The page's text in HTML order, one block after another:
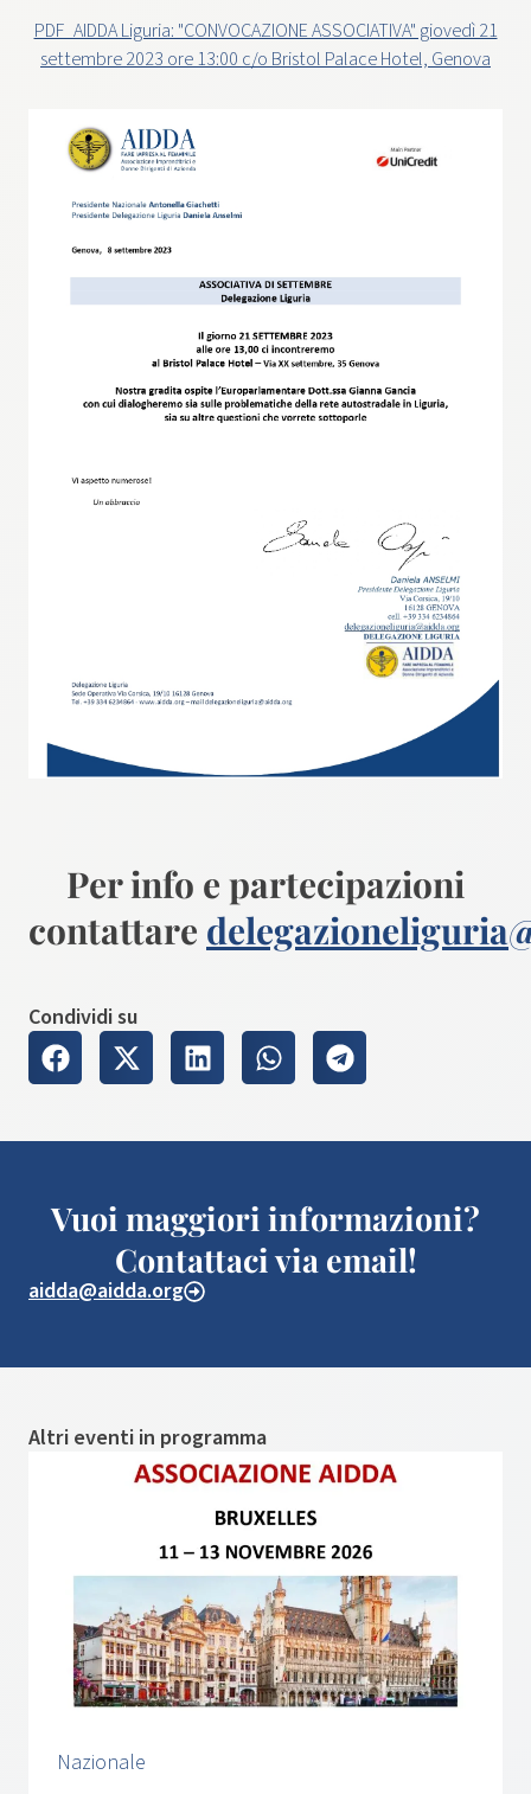
PDF_AIDDA Liguria: "CONVOCAZIONE ASSOCIATIVA" giovedì 21
settembre 2023 ore 13:00 c/o Bristol Palace Hotel, Genova
Per info e partecipazioni
contattare
Condividi su
Vuoi maggiori informazioni?
Contattaci via email!
aidda@aidda.org
Altri eventi in programma
Nazionale